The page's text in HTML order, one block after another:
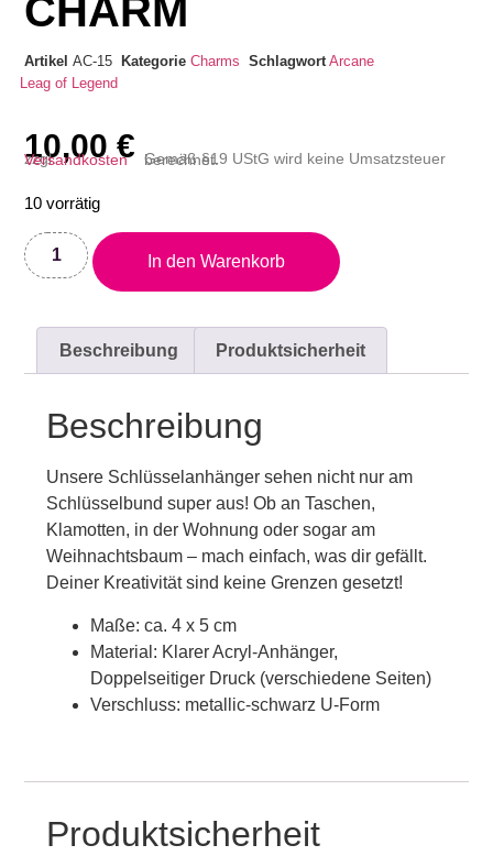
CHARM
ArtikelAC-15 Kategorie Charms Schlagwort Arcane
Leag of Legend
10,00€
zzgl.
Versandkosten Gemäß §19 UStG wird keine Umsatzsteuer berechnet.
10 vorrätig
In den Warenkorb
Beschreibung Produktsicherheit
Beschreibung
Unsere Schlüsselanhänger sehen nicht nur am
Schlüsselbund super aus! Ob an Taschen,
Klamotten, in der Wohnung oder sogar am
Weihnachtsbaum – mach einfach, was dir gefällt.
Deiner Kreativität sind keine Grenzen gesetzt!
Maße: ca. 4 x 5 cm
Material: Klarer Acryl-Anhänger,
Doppelseitiger Druck (verschiedene Seiten)
Verschluss: metallic-schwarz U-Form
Produktsicherheit